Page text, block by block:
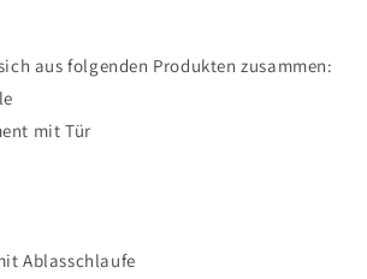
aus folgenden Produkten zusammen:
mit Tür
Ablasschlaufe